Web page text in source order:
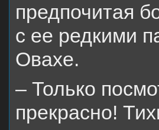
предпочитая
с ее редкими
Овахе.
– Только
прекрасно!